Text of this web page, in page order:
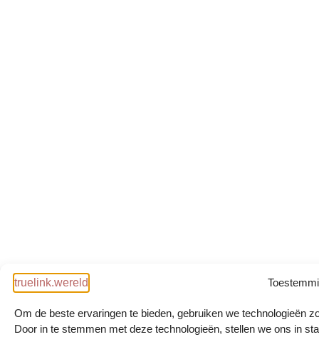
Om de beste ervaringen te bieden, gebruiken we technologieën
Door in te stemmen met deze technologieën, stellen we ons in